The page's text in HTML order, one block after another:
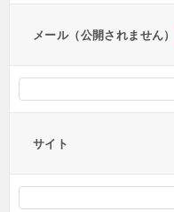
メール（公開されません）
サイト